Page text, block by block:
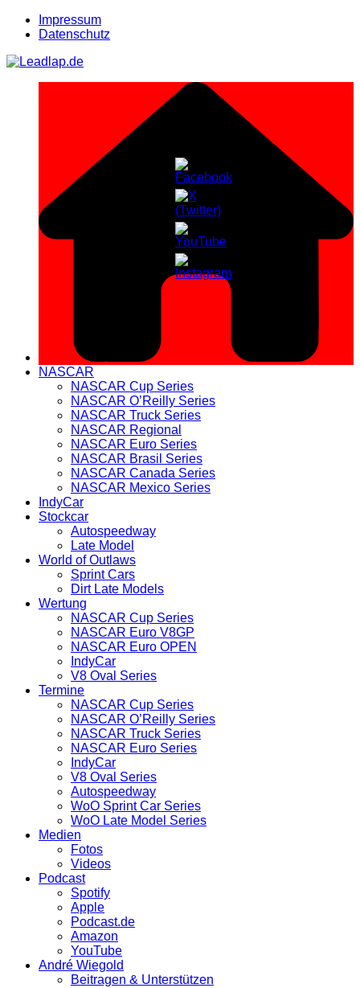
Zum
Inhalt
Impressum
Datenschutz
NASCAR
NASCAR Cup Series
NASCAR O’Reilly Series
NASCAR Truck Series
NASCAR Regional
NASCAR Euro Series
NASCAR Brasil Series
NASCAR Canada Series
NASCAR Mexico Series
IndyCar
Stockcar
Autospeedway
Late Model
World of Outlaws
Sprint Cars
Dirt Late Models
Wertung
NASCAR Cup Series
NASCAR Euro V8GP
NASCAR Euro OPEN
IndyCar
V8 Oval Series
Termine
NASCAR Cup Series
NASCAR O’Reilly Series
NASCAR Truck Series
NASCAR Euro Series
IndyCar
V8 Oval Series
Autospeedway
WoO Sprint Car Series
WoO Late Model Series
Medien
Fotos
Videos
Podcast
Spotify
Apple
Podcast.de
Amazon
YouTube
André Wiegold
Beitragen & Unterstützen